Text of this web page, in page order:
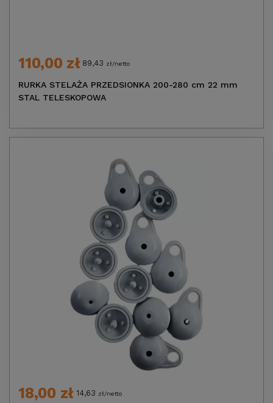
110,00 zł 89,43 zł/netto
RURKA STELAŻA PRZEDSIONKA 200-280 cm 22 mm
STAL TELESKOPOWA
18,00 zł 14,63 zł/netto